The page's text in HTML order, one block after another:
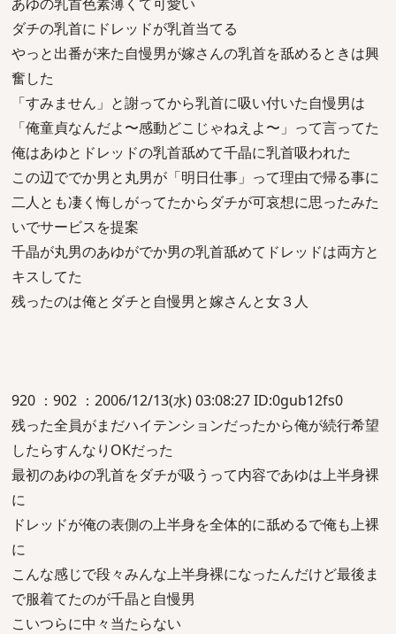
ダチの乳首にドレッドが乳首当てる
やっと出番が来た自慢男が嫁さんの乳首を舐めるときは興
奮した
「すみません」と謝ってから乳首に吸い付いた自慢男は
「俺童貞なんだよ〜感動どこじゃねえよ〜」って言ってた
俺はあゆとドレッドの乳首舐めて千晶に乳首吸われた
この辺ででか男と丸男が「明日仕事」って理由で帰る事に
二人とも凄く悔しがってたからダチが可哀想に思ったみた
いでサービスを提案
千晶が丸男のあゆがでか男の乳首舐めてドレッドは両方と
キスしてた
残ったのは俺とダチと自慢男と嫁さんと女３人
920 ：902 ：2006/12/13(水) 03:08:27 ID:0gub12fs0
残った全員がまだハイテンションだったから俺が続行希望
したらすんなりOKだった
最初のあゆの乳首をダチが吸うって内容であゆは上半身裸
に
ドレッドが俺の表側の上半身を全体的に舐めるで俺も上裸
に
こんな感じで段々みんな上半身裸になったんだけど最後ま
で服着てたのが千晶と自慢男
こいつらに中々当たらない